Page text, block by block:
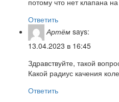
потому что нет клапана
Ответить
Артём says:
13.04.2023 в 16:45
Здравствуйте, такой
Какой радиус качения
Ответить